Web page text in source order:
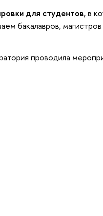
для студентов, в
бакалавров,
проводила